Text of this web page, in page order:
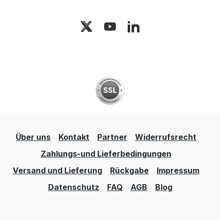
Über uns Kontakt Partner
Widerrufsrecht
Zahlungs-und Lieferbedingungen
Versand und Lieferung
Rückgabe
Impressum
Datenschutz
FAQ AGB Blog